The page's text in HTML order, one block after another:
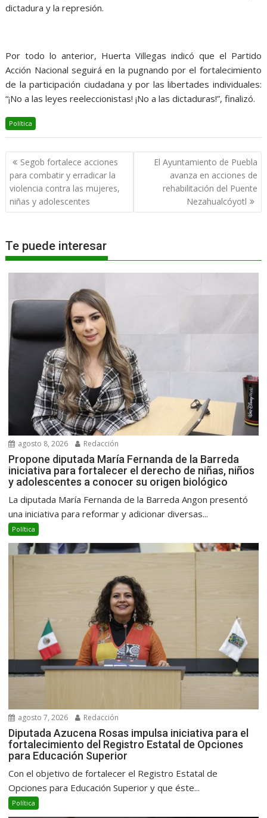
dictadura y la represión.
Por todo lo anterior, Huerta Villegas indicó que el Partido
Acción Nacional seguirá en la pugnando por el fortalecimiento
de la participación ciudadana y por las libertades individuales:
“¡No a las leyes reeleccionistas! ¡No a las dictaduras!”, finalizó.
Política
Navegación
de
entradas
Segob fortalece acciones
para combatir y erradicar la
violencia contra las mujeres,
niñas y adolescentes
El Ayuntamiento de Puebla
avanza en acciones de
rehabilitación del Puente
Nezahualcóyotl
Te puede interesar
agosto 8, 2026 Redacción
Propone diputada María Fernanda de la Barreda
iniciativa para fortalecer el derecho de niñas, niños
y adolescentes a conocer su origen biológico
La diputada María Fernanda de la Barreda Angon presentó
una iniciativa para reformar y adicionar diversas...
Política
agosto 7, 2026 Redacción
Diputada Azucena Rosas impulsa iniciativa para el
fortalecimiento del Registro Estatal de Opciones
para Educación Superior
Con el objetivo de fortalecer el Registro Estatal de
Opciones para Educación Superior y que éste...
Política